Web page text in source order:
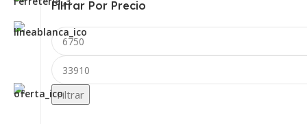
Filtrar Por Precio
Filtrar